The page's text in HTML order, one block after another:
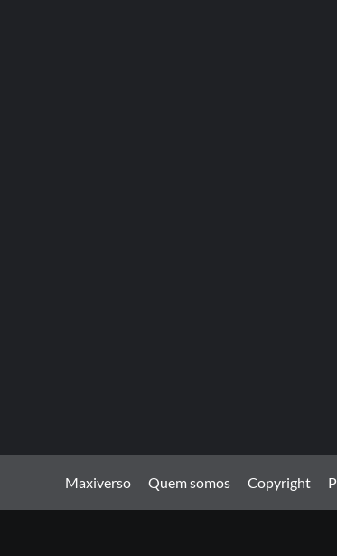
Maxiverso Quem somos Copyright